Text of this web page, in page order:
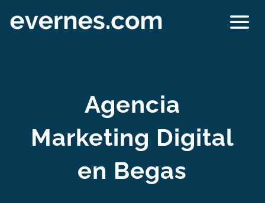
Agencia
Marketing Digital
en Begas